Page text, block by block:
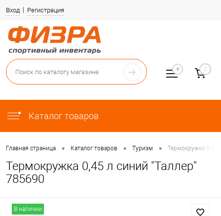
Вход Регистрация
Каталог товаров
0
Главная страница • Каталог товаров • Туризм • Термокружка 0,45
Термокружка 0,45 л синий "Таллер"
785690
В наличии